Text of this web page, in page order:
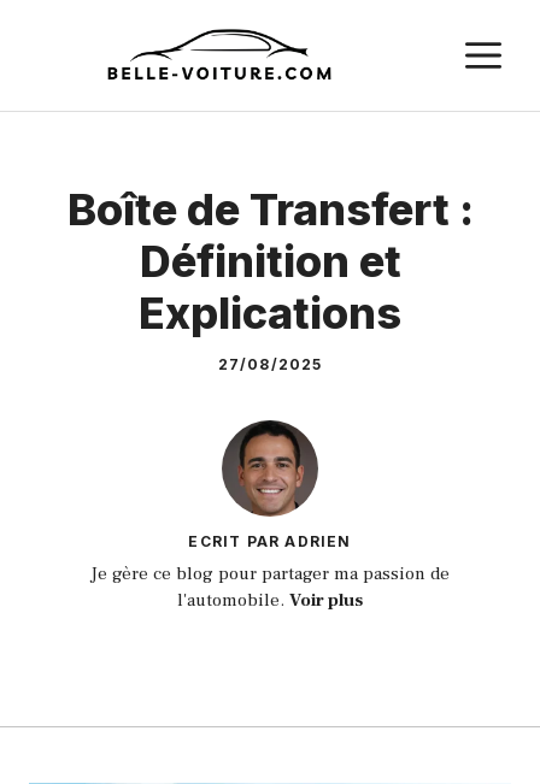
Boîte de Transfert :
Définition et
Explications
27/08/2025
ECRIT PAR ADRIEN
Je gère ce blog pour partager ma passion de
l'automobile. Voir plus